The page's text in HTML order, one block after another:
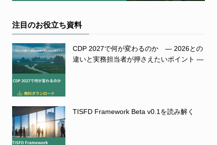
注目のお役立ち資料
CDP 2027で何が変わるのか ― 2026との
違いと実務担当者が押さえたいポイント ―
TISFD Framework Beta v0.1を読み解く